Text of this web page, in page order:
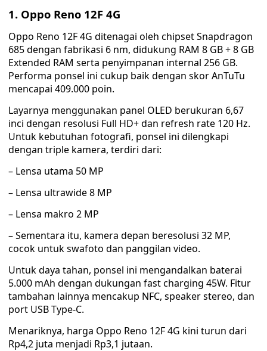
1. Oppo Reno 12F 4G
Oppo Reno 12F 4G ditenagai oleh chipset Snapdragon
685 dengan fabrikasi 6 nm, didukung RAM 8 GB + 8 GB
Extended RAM serta penyimpanan internal 256 GB.
Performa ponsel ini cukup baik dengan skor AnTuTu
mencapai 409.000 poin.
Layarnya menggunakan panel OLED berukuran 6,67
inci dengan resolusi Full HD+ dan refresh rate 120 Hz.
Untuk kebutuhan fotografi, ponsel ini dilengkapi
dengan triple kamera, terdiri dari:
– Lensa utama 50 MP
– Lensa ultrawide 8 MP
– Lensa makro 2 MP
– Sementara itu, kamera depan beresolusi 32 MP,
cocok untuk swafoto dan panggilan video.
Untuk daya tahan, ponsel ini mengandalkan baterai
5.000 mAh dengan dukungan fast charging 45W. Fitur
tambahan lainnya mencakup NFC, speaker stereo, dan
port USB Type-C.
Menariknya, harga Oppo Reno 12F 4G kini turun dari
Rp4,2 juta menjadi Rp3,1 jutaan.